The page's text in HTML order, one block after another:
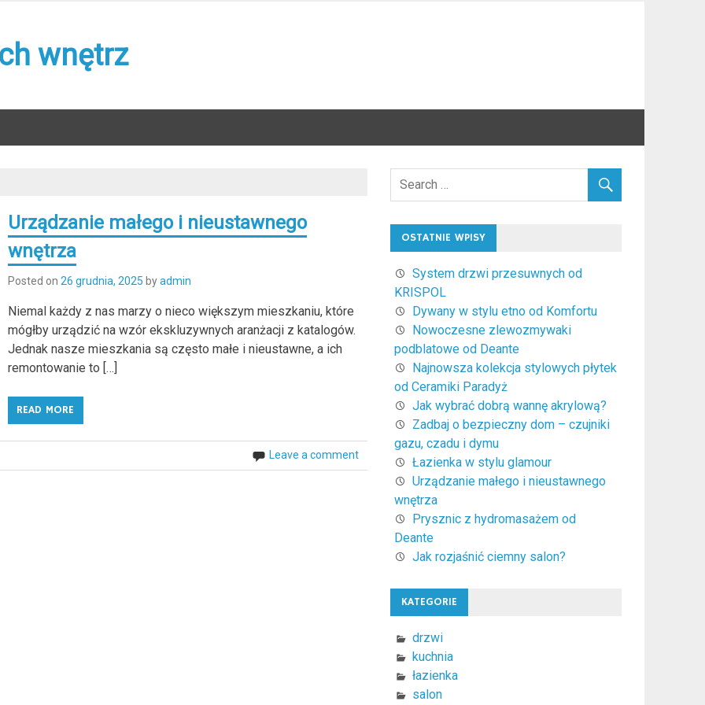
wnętrz
Urządzanie małego i nieustawnego
wnętrza
Posted on26 grudnia, 2025 byadmin
Niemal każdy z nas marzy o nieco większym mieszkaniu, które
mógłby urządzić na wzór ekskluzywnych aranżacji z katalogów.
Jednak nasze mieszkania są często małe i nieustawne, a ich
remontowanie to […]
READ MORE
Leave a comment
OSTATNIE WPISY
System drzwi przesuwnych od
KRISPOL
Dywany w stylu etno od Komfortu
Nowoczesne zlewozmywaki
podblatowe od Deante
Najnowsza kolekcja stylowych płytek
od Ceramiki Paradyż
Jak wybrać dobrą wannę akrylową?
Zadbaj o bezpieczny dom – czujniki
gazu, czadu i dymu
Łazienka w stylu glamour
Urządzanie małego i nieustawnego
wnętrza
Prysznic z hydromasażem od
Deante
Jak rozjaśnić ciemny salon?
KATEGORIE
drzwi
kuchnia
łazienka
salon